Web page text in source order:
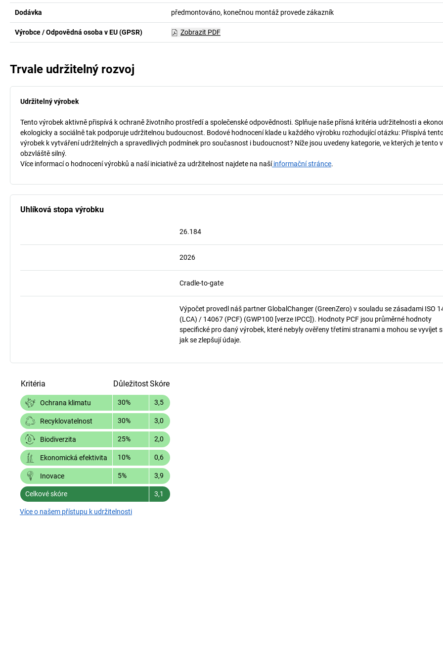
Dodávka předmontováno, konečnou montáž provede zákazník
Výrobce / Odpovědná osoba v EU (GPSR) Zobrazit PDF
Trvale udržitelný rozvoj
Udržitelný výrobek
Tento výrobek aktivně přispívá k ochraně životního prostředí a společenské odpovědnosti. Splňuje naše přísná kritéria udržitelnosti a
ekologicky a sociálně tak podporuje udržitelnou budoucnost. Bodové hodnocení klade u každého výrobku rozhodující otázku: Přispívá
výrobek k vytváření udržitelných a spravedlivých podmínek pro současnost i budoucnost? Níže jsou uvedeny kategorie, ve kterých je tento
obzvláště silný.
Více informací o hodnocení výrobků a naší iniciativě za udržitelnost najdete na našíinformační stránce.
Uhlíková stopa výrobku
26.184
2026
Cradle-to-gate
Výpočet provedl náš partner GlobalChanger (GreenZero) v souladu se zásadami ISO
(LCA) / 14067 (PCF) (GWP100 [verze IPCC]). Hodnoty PCF jsou průměrné hodnoty
specifické pro daný výrobek, které nebyly ověřeny třetími stranami a mohou se vyvíjet
jak se zlepšují údaje.
Kritéria DůležitostSkóre
Ochrana klimatu 30% 3,5
Recyklovatelnost 30% 3,0
Biodiverzita 25% 2,0
Ekonomická efektivita 10% 0,6
Inovace 5% 3,9
Celkové skóre 3,1
Více o našem přístupu k udržitelnosti